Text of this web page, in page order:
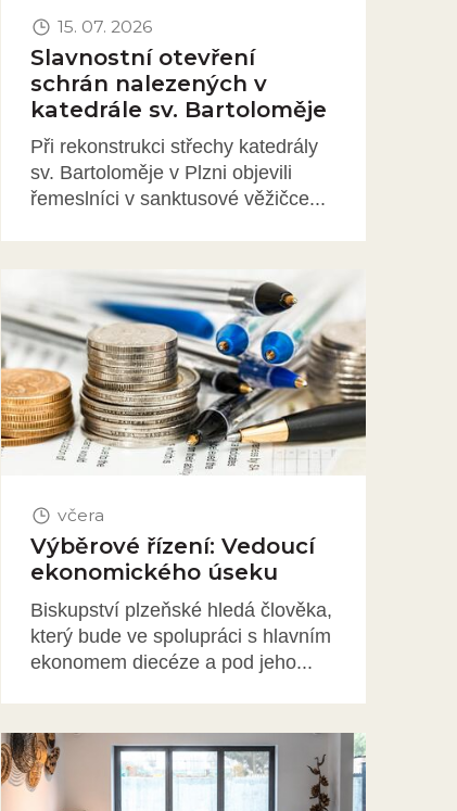
15. 07. 2026
Slavnostní otevření
schrán nalezených v
katedrále sv. Bartoloměje
Při rekonstrukci střechy katedrály
sv. Bartoloměje v Plzni objevili
řemeslníci v sanktusové věžičce...
Obrázek novinky
včera
Výběrové řízení: Vedoucí
ekonomického úseku
Biskupství plzeňské hledá člověka,
který bude ve spolupráci s hlavním
ekonomem diecéze a pod jeho...
Obrázek novinky